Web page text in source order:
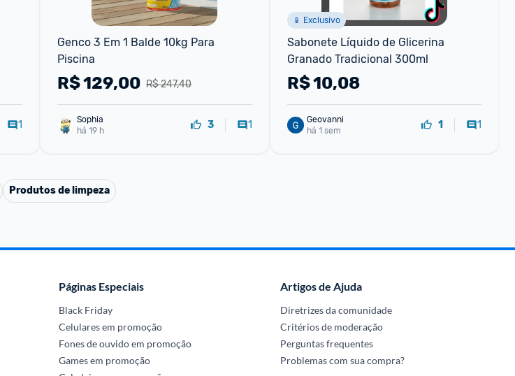
1
Genco 3 Em 1 Balde 10kg Para
Piscina
R$ 247,40
R$129,00
Sophia
há 19 h
3 1
📱 Exclusivo
Sabonete Líquido de Glicerina
Granado Tradicional 300ml
R$10,08
Geovanni
há 1 sem
1 1
Produtos de limpeza
Páginas Especiais
Black Friday
Celulares em promoção
Fones de ouvido em promoção
Games em promoção
Artigos de Ajuda
Diretrizes da comunidade
Critérios de moderação
Perguntas frequentes
Problemas com sua compra?